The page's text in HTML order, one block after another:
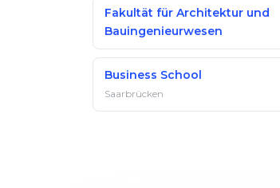
Fakultät für Architektur und
Bauingenieurwesen
Business School
Saarbrücken